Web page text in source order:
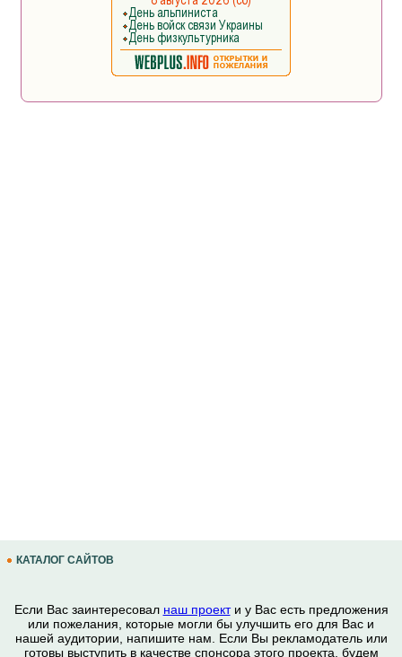
КАТАЛОГ САЙТОВ
Если Вас заинтересовал наш проекти у Вас есть предложения
или пожелания, которые могли бы улучшить его для Вас и
нашей аудитории, напишите нам. Если Вы рекламодатель или
готовы выступить в качестве спонсора этого проекта, будем